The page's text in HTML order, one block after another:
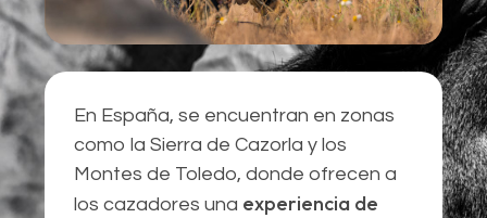
En España, se encuentran en zonas
como la Sierra de Cazorla y los
Montes de Toledo, donde ofrecen a
los cazadores una experiencia de